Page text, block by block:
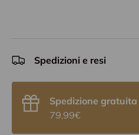
Spedizioni e resi
Spedizione gratuita
79,99€